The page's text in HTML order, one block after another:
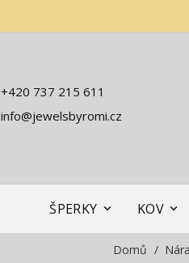
+420 737 215 611
info@jewelsbyromi.cz
ŠPERKY KOV
Domů